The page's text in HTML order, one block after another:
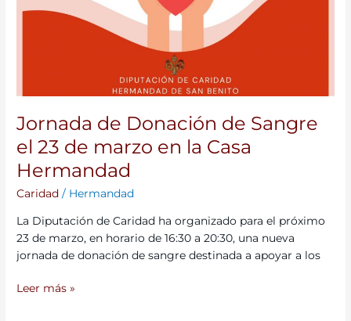
Jornada de Donación de Sangre
el 23 de marzo en la Casa
Hermandad
Caridad / Hermandad
La Diputación de Caridad ha organizado para el próximo
23 de marzo, en horario de 16:30 a 20:30, una nueva
jornada de donación de sangre destinada a apoyar a los
Leer más »